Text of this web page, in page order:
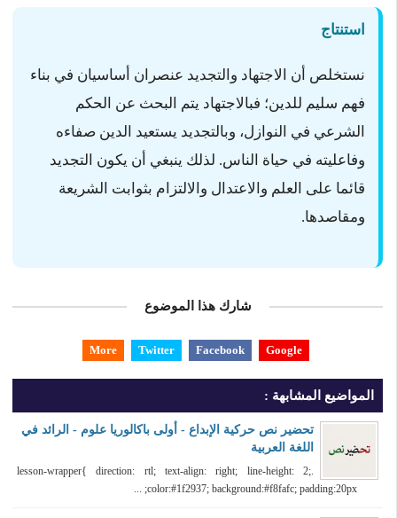
استنتاج
نستخلص أن الاجتهاد والتجديد عنصران أساسيان في بناء
فهم سليم للدين؛ فبالاجتهاد يتم البحث عن الحكم
الشرعي في النوازل، وبالتجديد يستعيد الدين صفاءه
وفاعليته في حياة الناس. لذلك ينبغي أن يكون التجديد
قائما على العلم والاعتدال والالتزام بثوابت الشريعة
ومقاصدها.
شارك هذا الموضوع
Google
Facebook
Twitter
More
المواضيع المشابهة :
تحضير نص حركية الإبداع - أولى باكالوريا علوم - الرائد في
اللغة العربية
.lesson-wrapper{ direction: rtl; text-align: right; line-height: 2;
color:#1f2937; background:#f8fafc; padding:20px; ...